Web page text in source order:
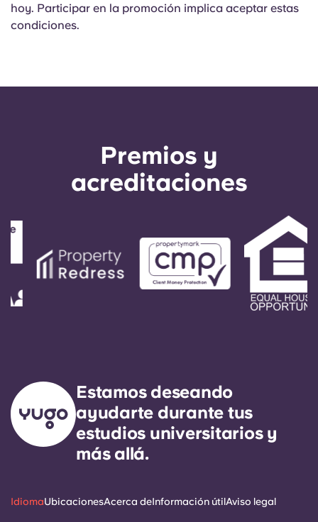
hoy. Participar en la promoción implica aceptar estas
condiciones.
Premios y
acreditaciones
Estamos deseando
ayudarte durante tus
estudios universitarios y
más allá.
IdiomaUbicacionesAcerca deInformación útilAviso legal